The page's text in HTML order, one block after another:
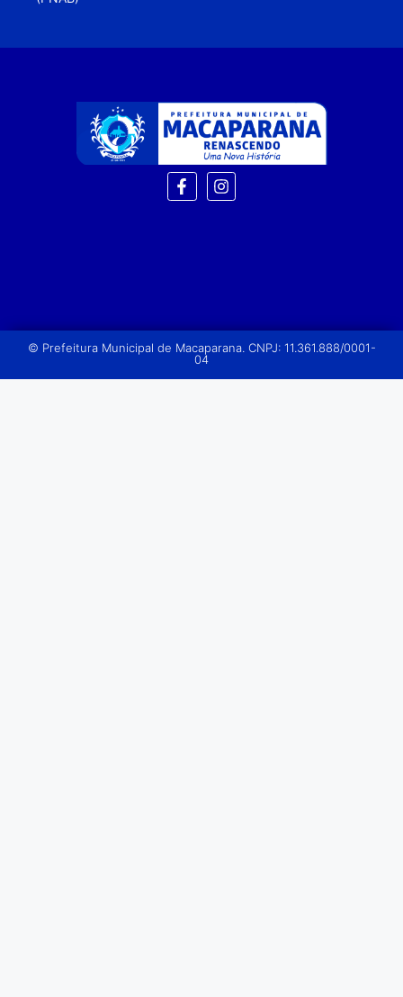
© Prefeitura Municipal de Macaparana. CNPJ: 11.361.888/0001-
04